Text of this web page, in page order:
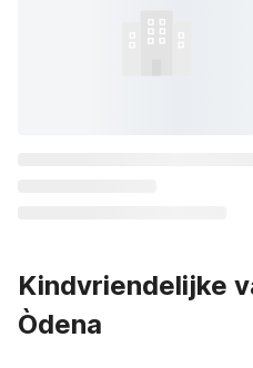
Kindvriendelijke
Òdena